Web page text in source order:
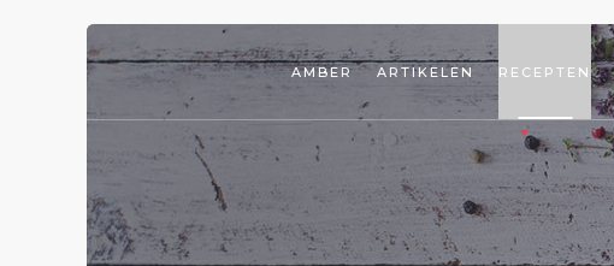
AMBER ARTIKELEN RECEPTEN